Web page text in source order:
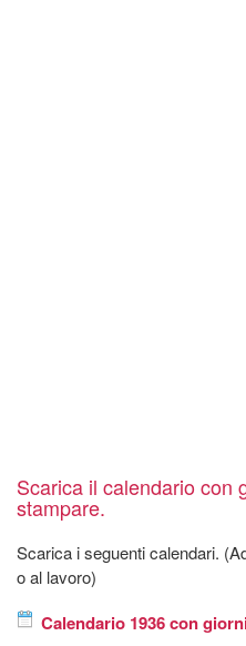
Scarica il calendario con
stampare.
Scarica i seguenti calendari.
o al lavoro)
Calendario 1936 con